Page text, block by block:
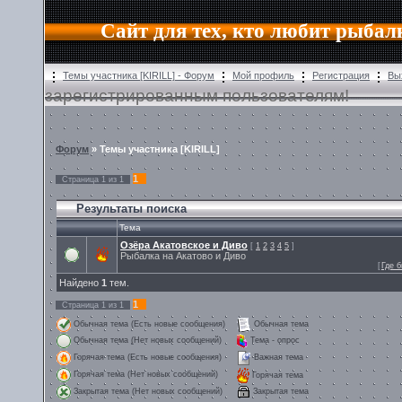
Сайт для тех, кто любит
Темы участника [KIRILL] - Форум Мой профиль Регистрация
зарегистрированным пользователям!
Форум » Темы участника [KIRILL]
Страница 1 из 1 1
Результаты поиска
Тема
Озёра Акатовское и Диво [ 1 2 3 4 5 ]
Рыбалка на Акатово и Диво
[ Где
Найдено 1 тем.
Страница 1 из 1 1
Обычная тема (Есть новые сообщения)
Обычная тема
Обычная тема (Нет новых сообщений)
Тема - опрос
Горячая тема (Есть новые сообщения)
Важная тема
Горячая тема (Нет новых сообщений)
Горячая тема
Закрытая тема (Нет новых сообщений)
Закрытая тема